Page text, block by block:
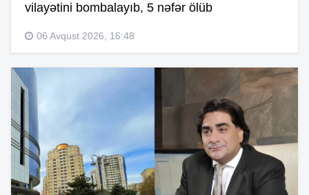
vilayətini bombalayıb, 5 nəfər ölüb
06 Avqust 2026, 16:48